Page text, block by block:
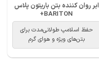
ابر روان کننده بتن باریتون پلاس
BARITON+
حفظ اسلامپ طولانی‌مدت برای
بتن‌های ویژه و هوای گرم